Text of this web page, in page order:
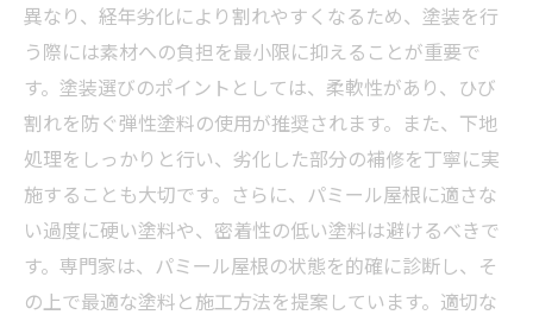
異なり、経年劣化により割れやすくなるため、塗装を行
う際には素材への負担を最小限に抑えることが重要で
す。塗装選びのポイントとしては、柔軟性があり、ひび
割れを防ぐ弾性塗料の使用が推奨されます。また、下地
処理をしっかりと行い、劣化した部分の補修を丁寧に実
施することも大切です。さらに、パミール屋根に適さな
い過度に硬い塗料や、密着性の低い塗料は避けるべきで
す。専門家は、パミール屋根の状態を的確に診断し、そ
の上で最適な塗料と施工方法を提案しています。適切な